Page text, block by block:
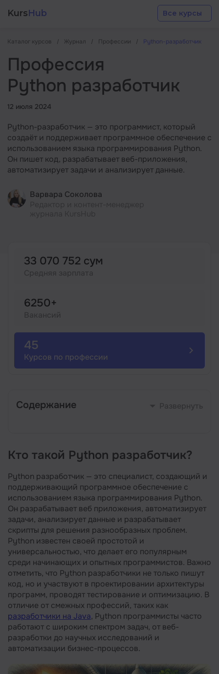
KursHub Все курсы
Каталог курсов Журнал Профессии Python-разработчик
Профессия
Python разработчик
12 июля 2024
Python-разработчик — это программист, который
создаёт и поддерживает программное обеспечение с
использованием языка программирования Python.
Он пишет код, разрабатывает веб-приложения,
автоматизирует задачи и анализирует данные.
Варвара Соколова
33 070 752 сум
6250+
45
Курсов по профессии
Содержание
Кто такой Python разработчик?
Чем занимается Python разработчик
Какими знаниями и умениями должен
обладать Python-разработчик
Минимальные требования к кандидатам на
должность Python-программиста
Карьерный рост Python-разработчика
Какие зарплаты у Python программистов
Плюсы и минусы профессии
Как стать Python-разработчиком
Несколько советов для соискателей на
должность Python программист
Рекомендуем посмотреть курсы по Python
Список рекомендуемых книг для
начинающих Python-разработчиков
Кто такой Python разработчик?
Python разработчик — это специалист, создающий и
поддерживающий программное обеспечение с
использованием языка программирования Python.
Он разрабатывает веб приложения, автоматизирует
задачи, анализирует данные и разрабатывает
скрипты для решения разнообразных проблем.
Python известен своей простотой и
универсальностью, что делает его популярным
среди начинающих и опытных программистов. Важно
отметить, что Python разработчики не только пишут
код, но и участвуют в проектировании архитектуры
программ, проводят тестирование и оптимизацию. В
отличие от смежных профессий, таких как
разработчики на Java, Python программисты часто
работают с широким спектром задач, от веб-
разработки до научных исследований и
автоматизации бизнес-процессов.
Разработка
Маркетинг
Дизайн
ДПО
Акции и промокоды